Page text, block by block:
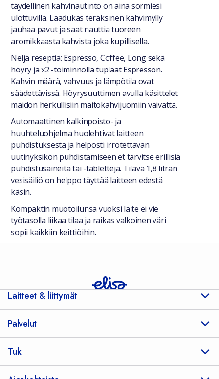
täydellinen kahvinautinto on aina sormiesi
ulottuvilla. Laadukas teräksinen kahvimylly
jauhaa pavut ja saat nauttia tuoreen
aromikkaasta kahvista joka kupillisella.
Neljä reseptiä: Espresso, Coffee, Long sekä
höyry ja x2 -toiminnolla tuplaat Espresson.
Kahvin määrä, vahvuus ja lämpötila ovat
säädettävissä. Höyrysuuttimen avulla käsittelet
maidon herkullisiin maitokahvijuomiin vaivatta.
Automaattinen kalkinpoisto- ja
huuhteluohjelma huolehtivat laitteen
puhdistuksesta ja helposti irrotettavan
uutinyksikön puhdistamiseen et tarvitse erillisiä
puhdistusaineita tai -tabletteja. Tilava 1,8 litran
vesisäiliö on helppo täyttää laitteen edestä
käsin.
Kompaktin muotoilunsa vuoksi laite ei vie
työtasolla liikaa tilaa ja raikas valkoinen väri
sopii kaikkiin keittiöihin.
Laitteet & liittymät
Palvelut
Tuki